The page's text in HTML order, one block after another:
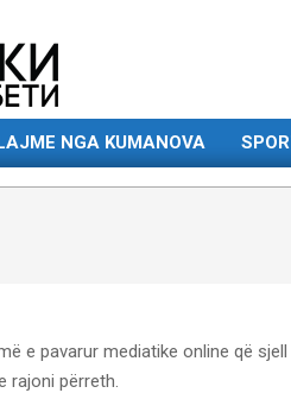
NGA KUMANOVA
e pavarur mediatike online që
rajoni përreth.